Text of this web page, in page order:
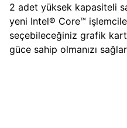
2 adet yüksek kapasiteli
yeni Intel® Core™
seçebileceğiniz grafik
güce sahip olmanızı